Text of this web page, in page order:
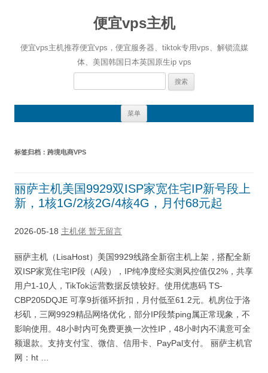
便宜vps主机
便宜vps主机推荐便宜vps，便宜服务器、tiktok专用vps、解锁流媒
体、美国韩国日本英国原生ip vps
搜
菜单
标签归档： 跨境电商VPS
丽萨主机美国9929双ISP家宽住宅IP新号段上
新，1核1G/2核2G/4核4G，月付68元起
2026-05-18 主机佬 暂无留言
丽萨主机（LisaHost）美国9929线路全新宿主机上架，搭配全新
双ISP家宽住宅IP段（A段），IP纯净度经实测风控值仅2%，共享
用户1-10人，TikTok运营数据反馈较好。使用优惠码 TS-
CBP205DQJE 可享9折循环折扣，月付低至61.2元。机房位于洛
杉矶，三网9929精品网络优化，部分IP段禁ping属正常现象，不
影响使用。48小时内可免费更换一次性IP，48小时内不满意可全
额退款。支持支付宝、微信、信用卡、PayPal支付。 丽萨主机官
网：ht …